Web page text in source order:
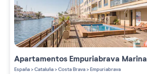
Apartamentos Empuriabrava Marina
España>Cataluña>Costa Brava>Empuriabrava